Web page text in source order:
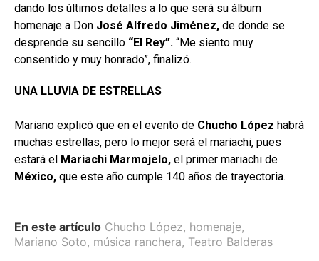
dando los últimos detalles a lo que será su álbum
homenaje a Don José Alfredo Jiménez, de donde se
desprende su sencillo “El Rey”. “Me siento muy
consentido y muy honrado”, finalizó.
UNA LLUVIA DE ESTRELLAS
Mariano explicó que en el evento de Chucho López habrá
muchas estrellas, pero lo mejor será el mariachi, pues
estará el Mariachi Marmojelo, el primer mariachi de
México, que este año cumple 140 años de trayectoria.
En este artículo Chucho López, homenaje,
Mariano Soto, música ranchera, Teatro Balderas